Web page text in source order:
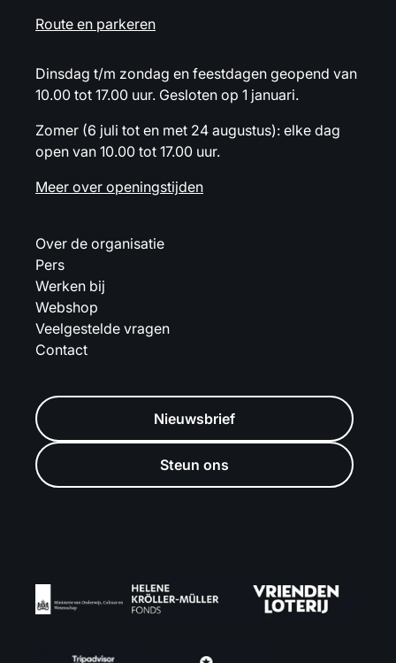
Route en parkeren
Dinsdag t/m zondag en feestdagen geopend van
10.00 tot 17.00 uur. Gesloten op 1 januari.
Zomer (6 juli tot en met 24 augustus): elke dag
open van 10.00 tot 17.00 uur.
Meer over openingstijden
Over de organisatie
Pers
Werken bij
Webshop
Veelgestelde vragen
Contact
Nieuwsbrief
Steun ons